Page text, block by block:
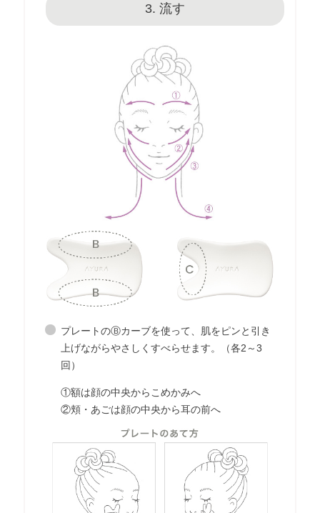
3. 流す
プレートのⒷカーブを使って、肌をピンと引き
上げながらやさしくすべらせます。（各2～3
回）
①額は顔の中央からこめかみへ
②頬・あごは顔の中央から耳の前へ